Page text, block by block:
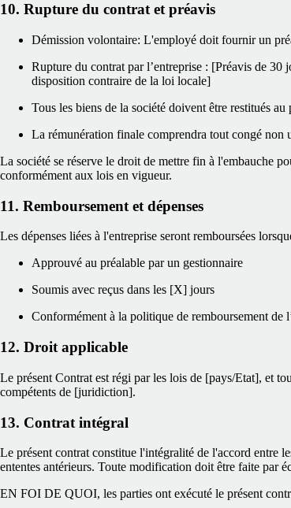
10. Rupture du contrat et préavis
Démission volontaire: L'employé doit fournir un
Rupture du contrat par l’entreprise : [Préavis de 30
disposition contraire de la loi locale]
Tous les biens de la société doivent être restitués
La rémunération finale comprendra tout congé non
La société se réserve le droit de mettre fin à l'embauche
conformément aux lois en vigueur.
11. Remboursement et dépenses
Les dépenses liées à l'entreprise seront remboursées
Approuvé au préalable par un gestionnaire
Soumis avec reçus dans les [X] jours
Conformément à la politique de remboursement de
12. Droit applicable
Le présent Contrat est régi par les lois de [pays/Etat], et
compétents de [juridiction].
13. Contrat intégral
Le présent contrat constitue l'intégralité de l'accord entre
ententes antérieurs. Toute modification doit être faite par
EN FOI DE QUOI, les parties ont exécuté le présent